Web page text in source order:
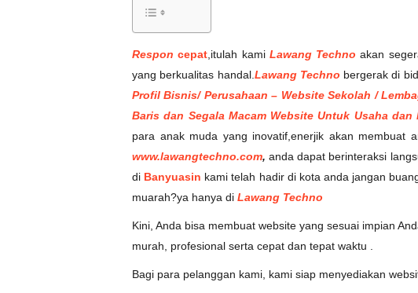
Respon cepat ,itulah kami Lawang Techno akan
yang berkualitas handal. Lawang Techno bergerak di
Profil Bisnis/ Perusahaan – Website Sekolah /
Baris dan Segala Macam Website Untuk Usaha dan
para anak muda yang inovatif,enerjik akan membuat
www.lawangtechno.com, anda dapat berinteraksi
di Banyuasin kami telah hadir di kota anda jangan
muarah?ya hanya di Lawang Techno
Kini, Anda bisa membuat website yang sesuai impian
murah, profesional serta cepat dan tepat waktu .
Bagi para pelanggan kami, kami siap menyediakan